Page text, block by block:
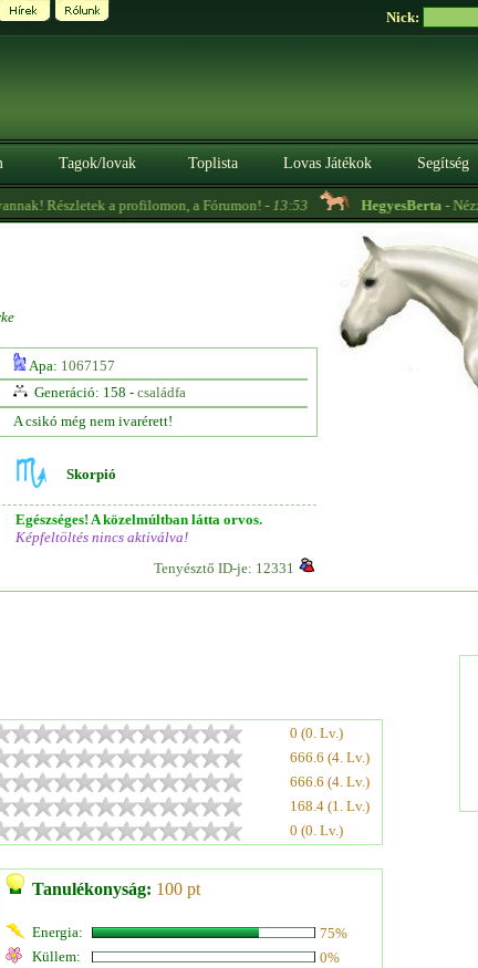
Nick:
Tagok/lovak Toplista Lovas Játékok Segítség
Részletek a profilomon, a Fórumon! -13:53 HegyesBerta-
Apa: 1067157
Generáció: 158 - családfa
A csikó még nem ivarérett!
Skorpió
Egészséges! A közelmúltban látta orvos.
Képfeltöltés nincs aktiválva!
Tenyésztő ID-je: 12331
0 (0. Lv.)
666.6 (4. Lv.)
666.6 (4. Lv.)
168.4 (1. Lv.)
0 (0. Lv.)
Tanulékonyság: 100 pt
Energia:
75%
Küllem:
0%